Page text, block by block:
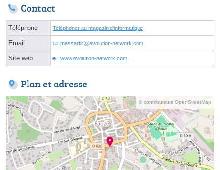
Contact
Téléphone Téléphoner au magasin d'informatique
Email massarticⓐevolution-network.com
Site web www.evolution-network.com
Plan et adresse
© contributeurs OpenStreetMap